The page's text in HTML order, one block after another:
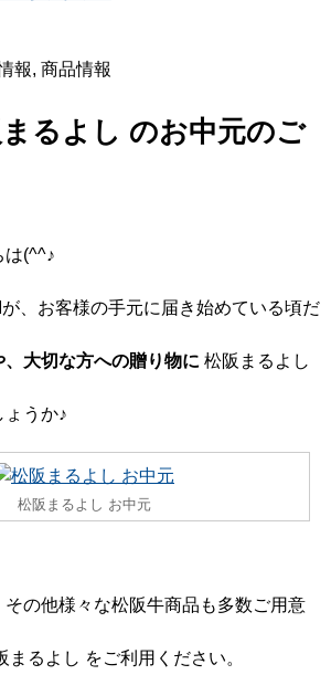
報, 商品情報
るよし のお中元のご
は(^^♪
、お客様の手元に届き始めている頃だ
大切な方への贈り物に 松阪まるよし
ょうか♪
松阪まるよし お中元
の他様々な松阪牛商品も多数ご用意
まるよし をご利用ください。